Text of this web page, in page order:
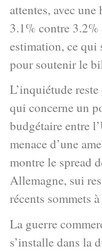
attentes, avec
3.1% contre 3.2%
estimation, ce qui
pour soutenir le
L’inquiétude
qui concerne un
budgétaire entre
menace d’une
montre le spread
Allemagne, sui
récents sommets
La guerre
s’installe dans la